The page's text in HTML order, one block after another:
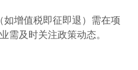
如增值税即征即退）需在项
需及时关注政策动态。